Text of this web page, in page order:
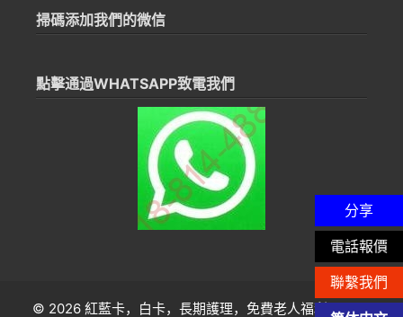
分享
電話報價
聯繫我們
掃碼添加我們的微信
點擊通過WHATSAPP致電我們
© 2026 紅藍卡，白卡，長期護理，免費老人福利• Built